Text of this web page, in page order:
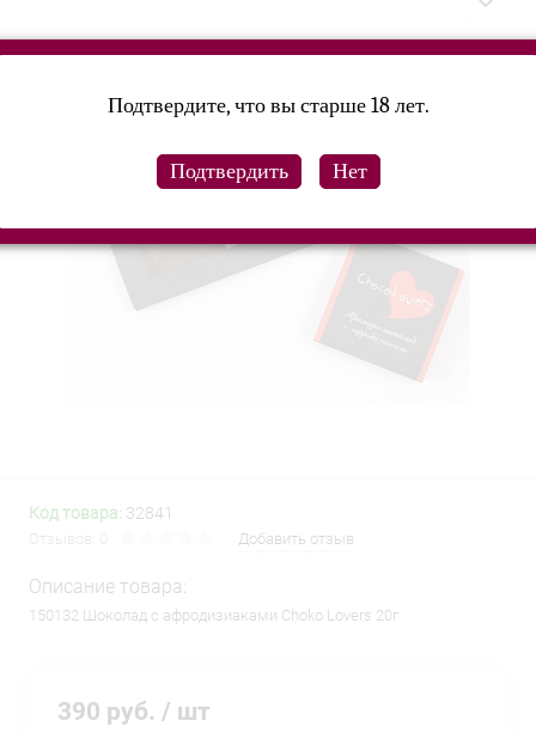
Код товара: 32841
Добавить отзыв
Описание товара:
150132 Шоколад с афродизиаками Choko Lovers 20г
390 руб. / шт
Подтвердите, что вы старше 18 лет.